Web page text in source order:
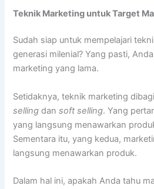
Teknik Marketing untuk Target
Sudah siap untuk mempelajari
generasi milenial? Yang pasti,
marketing yang lama.
Setidaknya, teknik marketing
selling dansoft selling. Yang
yang langsung menawarkan
Sementara itu, yang kedua,
langsung menawarkan produk.
Dalam hal ini, apakah Anda tahu